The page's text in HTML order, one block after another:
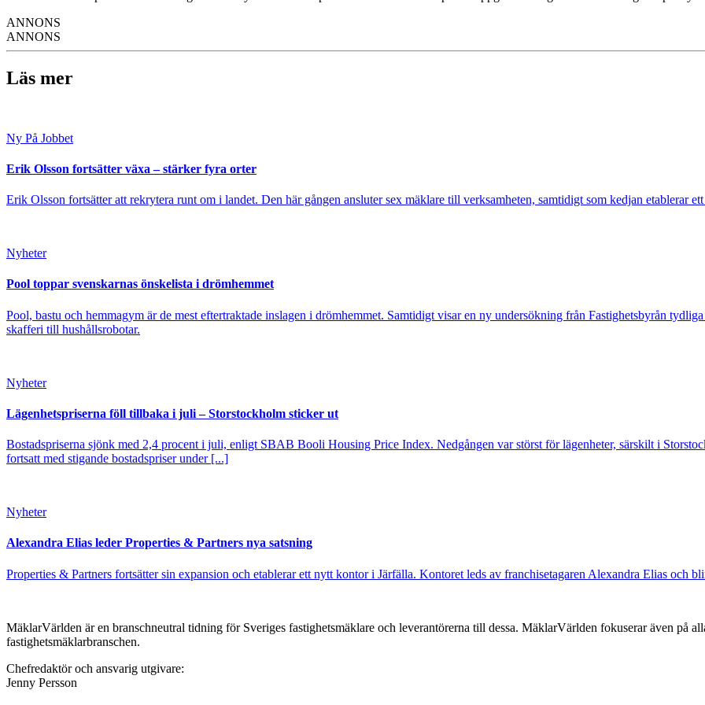
ANNONS
ANNONS
Läs mer
Ny På Jobbet
Erik Olsson fortsätter växa – stärker fyra orter
Erik Olsson fortsätter att rekrytera runt om i landet. Den här gången ansluter sex mäklare till verksamheten, samtidigt som kedjan etablerar
Nyheter
Pool toppar svenskarnas önskelista i drömhemmet
Pool, bastu och hemmagym är de mest eftertraktade inslagen i drömhemmet. Samtidigt visar en ny undersökning från Fastighetsbyrån
skafferi till hushållsrobotar.
Nyheter
Lägenhetspriserna föll tillbaka i juli – Storstockholm sticker ut
Bostadspriserna sjönk med 2,4 procent i juli, enligt SBAB Booli Housing Price Index. Nedgången var störst för lägenheter, särskilt i
fortsatt med stigande bostadspriser under [...]
Nyheter
Alexandra Elias leder Properties & Partners nya satsning
Properties & Partners fortsätter sin expansion och etablerar ett nytt kontor i Järfälla. Kontoret leds av franchisetagaren Alexandra Elias och
MäklarVärlden är en branschneutral tidning för Sveriges fastighetsmäklare och leverantörerna till dessa. MäklarVärlden fokuserar även på
fastighetsmäklarbranschen.
Chefredaktör och ansvarig utgivare:
Jenny Persson